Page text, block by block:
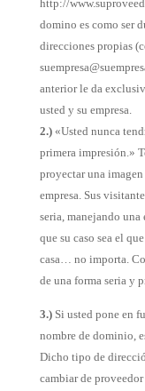
http://
domino es como ser
direcciones propias
anterior le da
usted y su empresa.
2.)«Usted nunca
primera impresión.»
proyectar una
empresa. Sus
seria, manejando una
que su caso sea el
casa… no importa.
de una forma seria y
3.)Si usted pone en
nombre de dominio,
Dicho tipo de
cambiar de